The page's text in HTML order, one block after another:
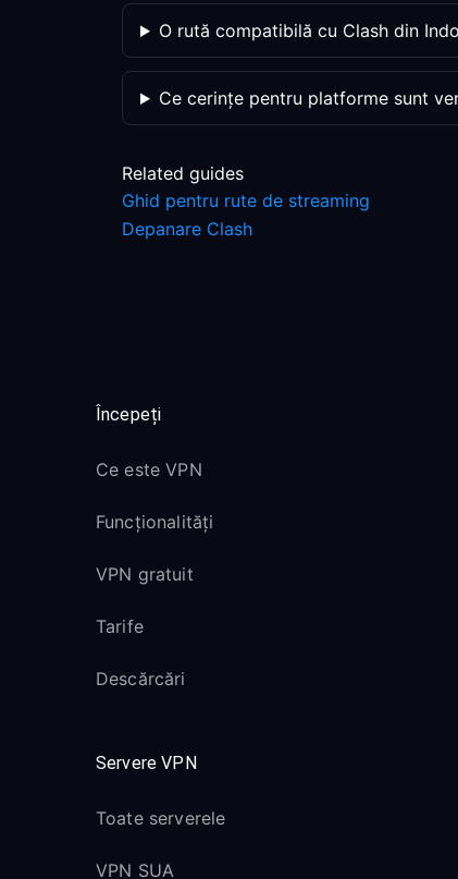
O rută compatibilă cu Clash din
Ce cerințe pentru platforme sunt
Related guides
Ghid pentru rute de streaming
Depanare Clash
Începeți
Ce este VPN
Funcționalități
VPN gratuit
Tarife
Descărcări
Servere VPN
Toate serverele
VPN SUA